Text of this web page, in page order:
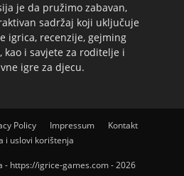
je da pružimo zabavan,
sadržaj koji uključuje
igrica, recenzije, gejming
i savjete za roditelje i
igre za djecu.
Policy Impressum
Kontakt
i uslovi korištenja
- https://igrice-games.com - 2026